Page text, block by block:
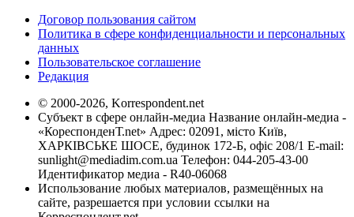
Договор пользования сайтом
Политика в сфере конфиденциальности и персональных
данных
Пользовательское соглашение
Редакция
© 2000-2026, Korrespondent.net
Субъект в сфере онлайн-медиа Название онлайн-медиа -
«КореспонденТ.net» Адрес: 02091, місто Київ,
ХАРКІВСЬКЕ ШОСЕ, будинок 172-Б, офіс 208/1 E-mail:
sunlight@mediadim.com.ua Телефон: 044-205-43-00
Идентификатор медиа - R40-06068
Использование любых материалов, размещённых на
сайте, разрешается при условии ссылки на